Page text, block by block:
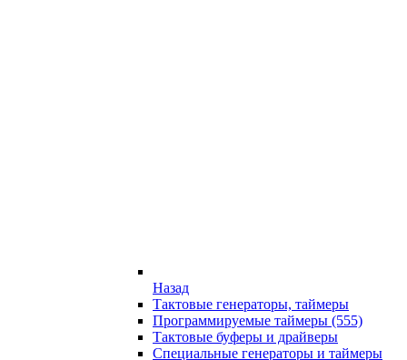
Назад
Тактовые генераторы, таймеры
Программируемые таймеры (555)
Тактовые буферы и драйверы
Специальные генераторы и таймеры